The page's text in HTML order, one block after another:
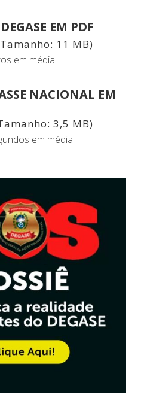
EM PDF
11 MB)
em média
NACIONAL EM
3,5 MB)
em média